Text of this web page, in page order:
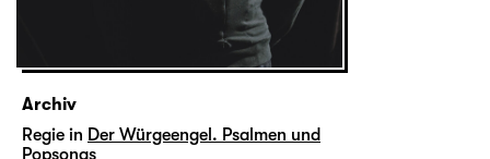
Archiv
Regie in Der Würgeengel. Psalmen und
Popsongs